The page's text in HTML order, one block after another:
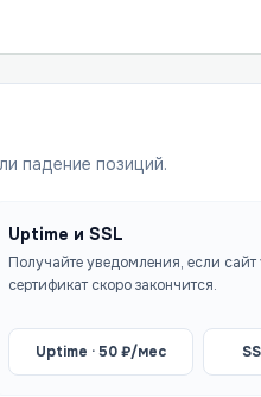
падение позиций.
Uptime и SSL
Получайте уведомления, если
сертификат скоро закончится.
Uptime ·50₽/мес